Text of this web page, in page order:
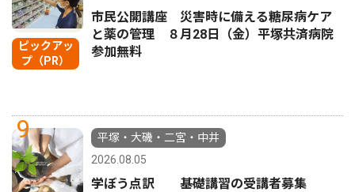
ピックアッ
プ（PR）
市民公開講座 災害時に備える糖尿病ケア
と薬の管理 ８月28日（金）平塚共済病院
参加無料
9
平塚・大磯・二宮・中井
2026.08.05
学ぼう点訳 基礎講習の受講者募集